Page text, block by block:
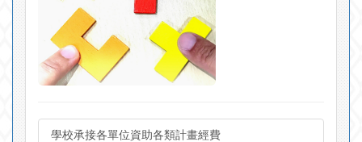
學校承接各單位資助各類計畫經費